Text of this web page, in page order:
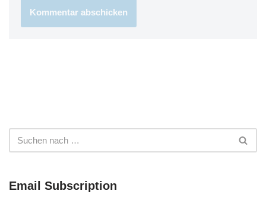
Email Subscription